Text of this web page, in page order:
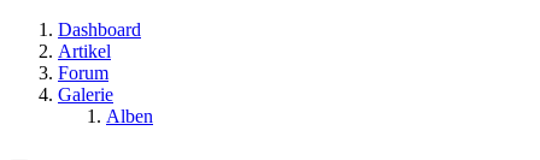
Dashboard
Artikel
Forum
Galerie
Alben